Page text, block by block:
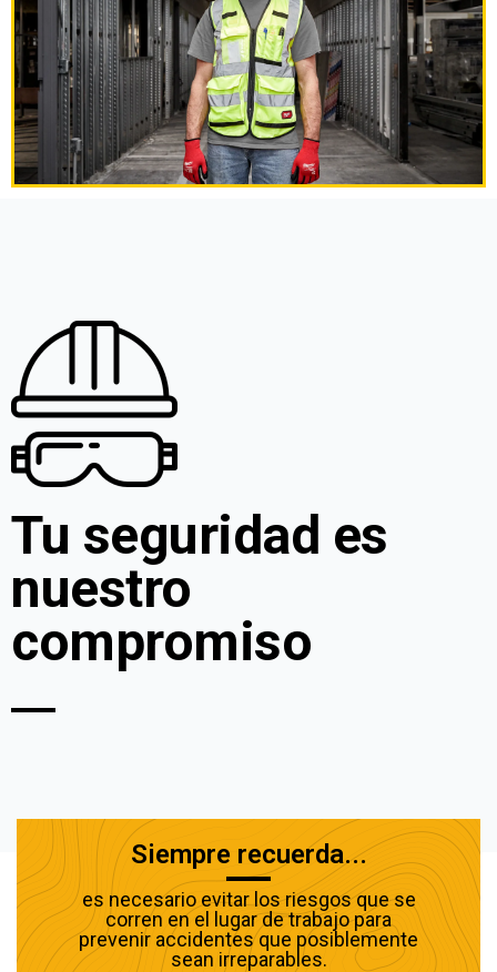
Tu seguridad es
nuestro
compromiso
Siempre recuerda...
es necesario evitar los riesgos que se
corren en el lugar de trabajo para
prevenir accidentes que posiblemente
sean irreparables.